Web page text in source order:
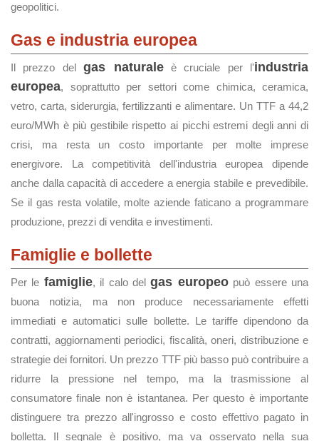
geopolitici.
Gas e industria europea
Il prezzo delgas naturaleè cruciale per l'industria
europea, soprattutto per settori come chimica, ceramica,
vetro, carta, siderurgia, fertilizzanti e alimentare. Un TTF a 44,2
euro/MWh è più gestibile rispetto ai picchi estremi degli anni di
crisi, ma resta un costo importante per molte imprese
energivore. La competitività dell'industria europea dipende
anche dalla capacità di accedere a energia stabile e prevedibile.
Se il gas resta volatile, molte aziende faticano a programmare
produzione, prezzi di vendita e investimenti.
Famiglie e bollette
Per le famiglie, il calo delgas europeopuò essere una
buona notizia, ma non produce necessariamente effetti
immediati e automatici sulle bollette. Le tariffe dipendono da
contratti, aggiornamenti periodici, fiscalità, oneri, distribuzione e
strategie dei fornitori. Un prezzo TTF più basso può contribuire a
ridurre la pressione nel tempo, ma la trasmissione al
consumatore finale non è istantanea. Per questo è importante
distinguere tra prezzo all'ingrosso e costo effettivo pagato in
bolletta. Il segnale è positivo, ma va osservato nella sua